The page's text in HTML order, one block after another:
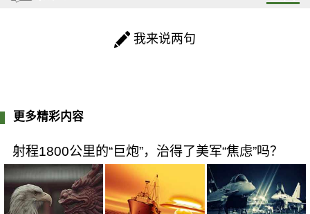
我来说两句
更多精彩内容
射程1800公里的“巨炮”，治得了美军“焦虑”吗？